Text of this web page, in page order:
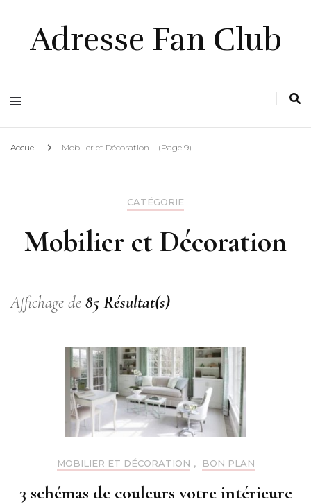
Adresse Fan Club
Accueil Mobilier et Décoration (Page 9)
CATÉGORIE
Mobilier et Décoration
Affichage de 85 Résultat(s)
MOBILIER ET DÉCORATION , BON PLAN
3 schémas de couleurs votre intérieure